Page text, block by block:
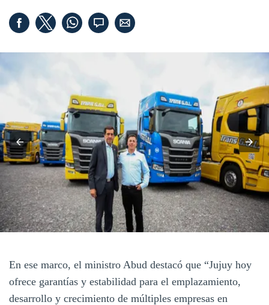
En ese marco, el ministro Abud destacó que “Jujuy hoy
ofrece garantías y estabilidad para el emplazamiento,
desarrollo y crecimiento de múltiples empresas en